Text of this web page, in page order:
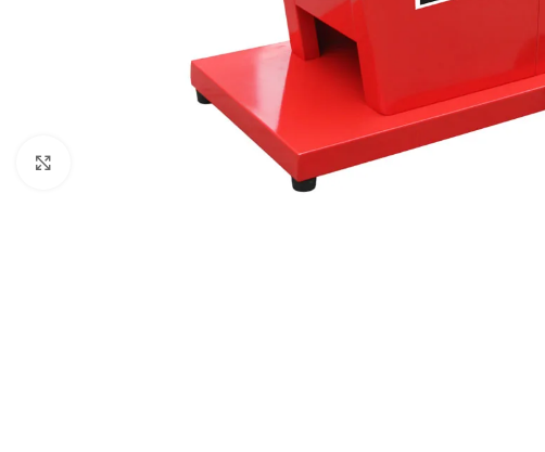
Zum Vergrößern anklicken